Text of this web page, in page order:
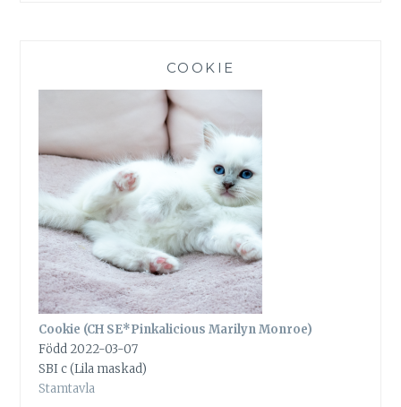
COOKIE
Cookie (CH SE*Pinkalicious Marilyn Monroe)
Född 2022-03-07
SBI c (Lila maskad)
Stamtavla